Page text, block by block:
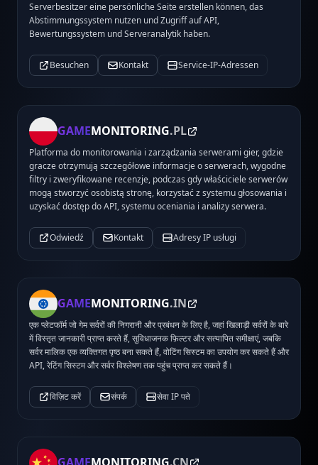
Serverbesitzer eine persönliche Seite erstellen können, das
Abstimmungssystem nutzen und Zugriff auf API,
Bewertungssystem und Serveranalytik haben.
Besuchen Kontakt Service-IP-Adressen
GAMEMONITORING.PL
Platforma do monitorowania i zarządzania serwerami gier, gdzie
gracze otrzymują szczegółowe informacje o serwerach, wygodne
filtry i zweryfikowane recenzje, podczas gdy właściciele serwerów
mogą stworzyć osobistą stronę, korzystać z systemu głosowania i
uzyskać dostęp do API, systemu oceniania i analizy serwera.
Odwiedź Kontakt Adresy IP usługi
GAMEMONITORING.IN
एक प्लेटफॉर्म जो गेम सर्वरों की निगरानी और प्रबंधन के लिए है, जहां खिलाड़ी सर्वरों के बारे
में विस्तृत जानकारी प्राप्त करते हैं, सुविधाजनक फ़िल्टर और सत्यापित समीक्षाएं, जबकि
सर्वर मालिक एक व्यक्तिगत पृष्ठ बना सकते हैं, वोटिंग सिस्टम का उपयोग कर सकते हैं और
API, रेटिंग सिस्टम और सर्वर विश्लेषण तक पहुंच प्राप्त कर सकते हैं।
विज़िट करें संपर्क सेवा IP पते